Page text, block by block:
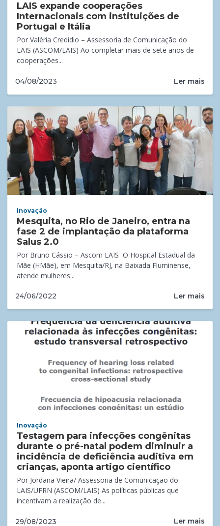
LAIS expande cooperações
Internacionais com instituições de
Portugal e Itália
Por Valéria Credidio – Assessoria de Comunicação do
LAIS (ASCOM/LAIS) Ao completar mais de sete anos de
cooperações...
04/08/2023 Ler mais
Inovação
Mesquita, no Rio de Janeiro, entra na
fase 2 de implantação da plataforma
Salus 2.0
Por Bruno Cássio – Ascom LAIS ​O Hospital Estadual da
Mãe (HMãe), em Mesquita/RJ, na Baixada Fluminense,
atende mulheres...
24/06/2022 Ler mais
Inovação
Testagem para infecções congênitas
durante o pré-natal podem diminuir a
incidência de deficiência auditiva em
crianças, aponta artigo científico
Por Jordana Vieira/ Assessoria de Comunicação do
LAIS/UFRN (ASCOM/LAIS) As políticas públicas que
incentivam a realização de...
29/08/2023 Ler mais